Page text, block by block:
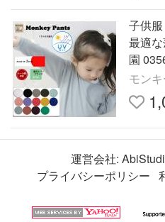
子供
最適
モン
運営会社:
プライバシーポリシー